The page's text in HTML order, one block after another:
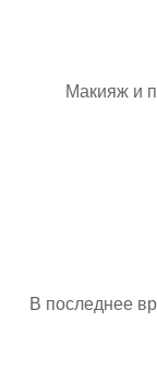
Макияж и
В последнее